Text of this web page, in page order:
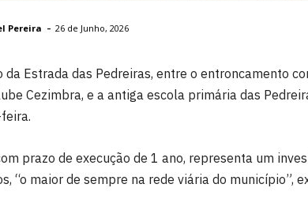
Pereira - 26 de Junho, 2026
da Estrada das Pedreiras, entre o entroncamento
Cezimbra, e a antiga escola primária das
prazo de execução de 1 ano, representa um
“o maior de sempre na rede viária do município”,